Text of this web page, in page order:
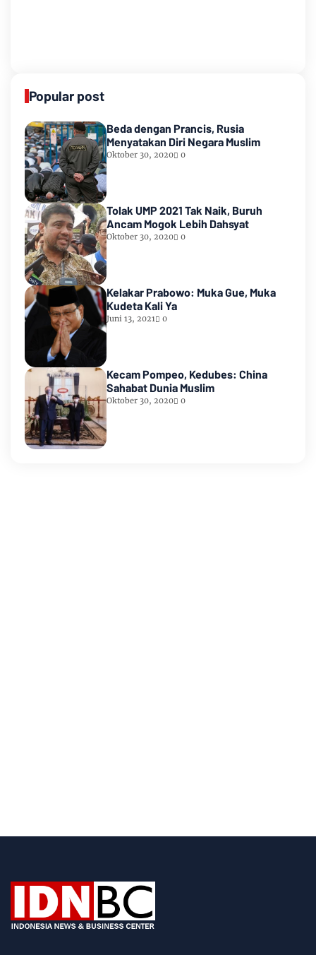
Popular post
Beda dengan Prancis, Rusia
Menyatakan Diri Negara Muslim
Oktober 30, 2020 0
Tolak UMP 2021 Tak Naik, Buruh
Ancam Mogok Lebih Dahsyat
Oktober 30, 2020 0
Kelakar Prabowo: Muka Gue, Muka
Kudeta Kali Ya
Juni 13, 2021 0
Kecam Pompeo, Kedubes: China
Sahabat Dunia Muslim
Oktober 30, 2020 0